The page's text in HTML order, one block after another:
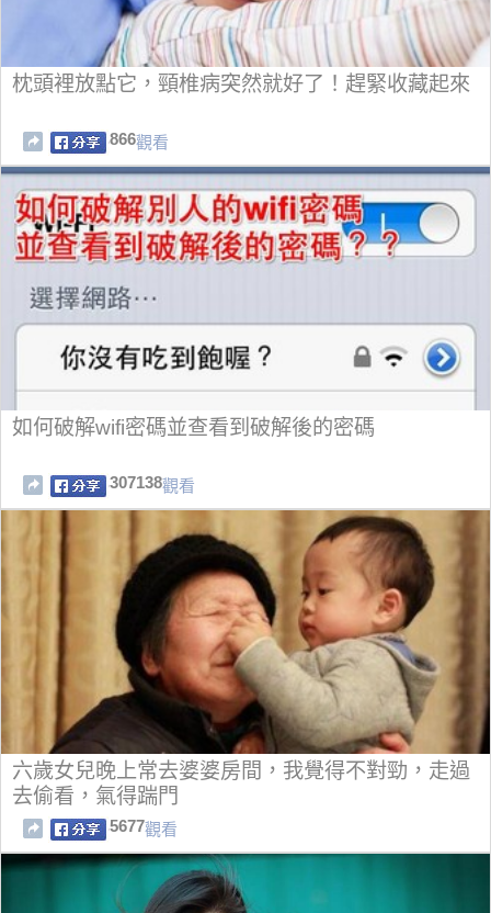
枕頭裡放點它，頸椎病突然就好了！趕緊收藏起來
866觀看
如何破解wifi密碼並查看到破解後的密碼
307138觀看
六歲女兒晚上常去婆婆房間，我覺得不對勁，走過
去偷看，氣得踹門
5677觀看